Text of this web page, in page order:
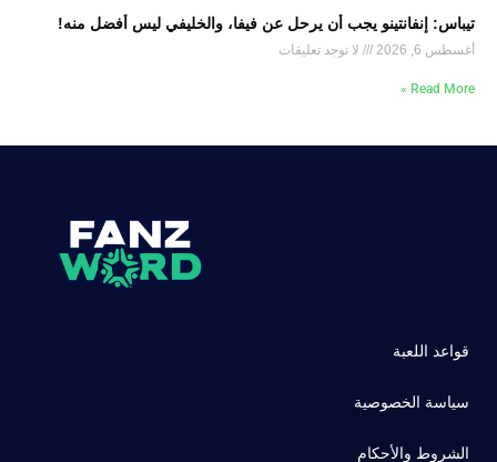
تيباس: إنفانتينو يجب أن يرحل عن فيفا، والخليفي ليس أفضل منه!
أغسطس 6, 2026 لا توجد تعليقات
Read More »
قواعد اللعبة
سياسة الخصوصية
الشروط والأحكام